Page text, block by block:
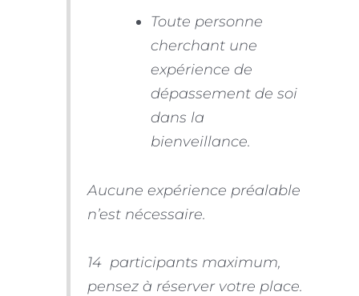
Toute personne
cherchant une
expérience de
dépassement de soi
dans la
bienveillance.
Aucune expérience préalable
n’est nécessaire.
14 participants maximum,
pensez à réserver votre place.